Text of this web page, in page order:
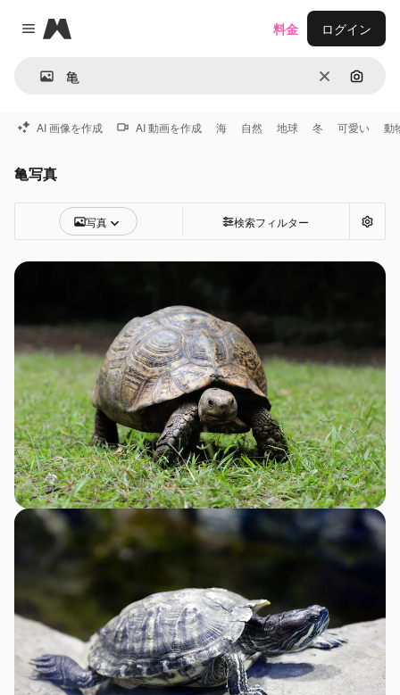
Close menu
Magnific
消去 画像で
料金 ログイン
AI 画像を作成 AI 動画を作成 海 自然 地球 冬 可愛い 動
亀写真
写真 検索フィルター